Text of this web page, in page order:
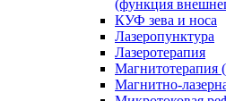
(функция
КУФ зева и носа
Лазеропунктура
Лазеротерапия
Магнитно-